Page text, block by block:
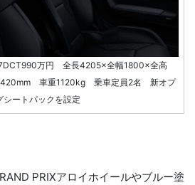
万円 全長4205×全幅1800×全高
車重1120kg 乗車定員2名 新オプ
シートパックを設定
PRIXアロイホイールやブルー塗